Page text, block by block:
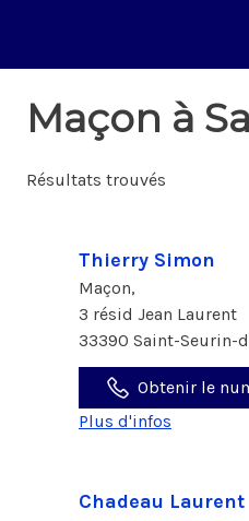
Maçon à
Résultats trouvés
Thierry Simon
Maçon,
3 résid Jean Laurent
33390 Saint-Seurin-
Obtenir le
Plus d'infos
Chadeau Laurent